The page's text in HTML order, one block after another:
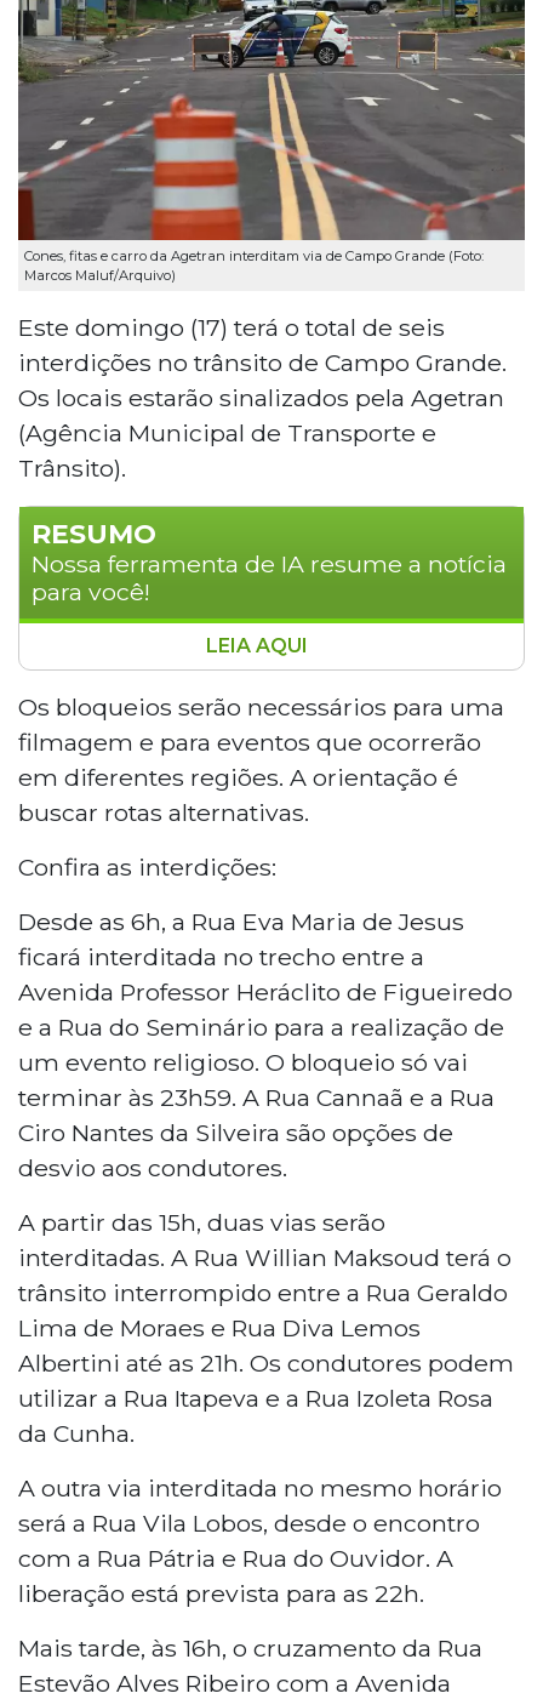
Cones, fitas e carro da Agetran interditam via de Campo Grande (Foto:
Marcos Maluf/Arquivo)
Este domingo (17) terá o total de seis
interdições no trânsito de Campo Grande.
Os locais estarão sinalizados pela Agetran
(Agência Municipal de Transporte e
Trânsito).
RESUMO
Nossa ferramenta de IA resume a notícia
para você!
Campo Grande terá seis interdições no trânsito
neste domingo (17), sinalizadas pela Agetran.
Os bloqueios ocorrem para eventos e
filmagens em diferentes regiões. A Rua Eva
Maria de Jesus fica fechada das 6h às 23h59,
enquanto as ruas Willian Maksoud e Vila Lobos
da Rua Estevão Alves Ribeiro recebe o evento
Afonso Pena terá bloqueio intermitente das
17h às 21h.
LEIA AQUI
Os bloqueios serão necessários para uma
filmagem e para eventos que ocorrerão
em diferentes regiões. A orientação é
buscar rotas alternativas.
Confira as interdições:
Desde as 6h, a Rua Eva Maria de Jesus
ficará interditada no trecho entre a
Avenida Professor Heráclito de Figueiredo
e a Rua do Seminário para a realização de
um evento religioso. O bloqueio só vai
terminar às 23h59. A Rua Cannaã e a Rua
Ciro Nantes da Silveira são opções de
desvio aos condutores.
A partir das 15h, duas vias serão
interditadas. A Rua Willian Maksoud terá o
trânsito interrompido entre a Rua Geraldo
Lima de Moraes e Rua Diva Lemos
Albertini até as 21h. Os condutores podem
utilizar a Rua Itapeva e a Rua Izoleta Rosa
da Cunha.
A outra via interditada no mesmo horário
será a Rua Vila Lobos, desde o encontro
com a Rua Pátria e Rua do Ouvidor. A
liberação está prevista para as 22h.
Mais tarde, às 16h, o cruzamento da Rua
Estevão Alves Ribeiro com a Avenida